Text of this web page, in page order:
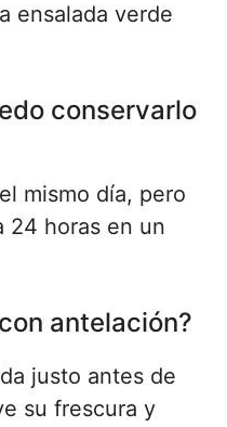
ensalada verde
conservarlo
mismo día, pero
24 horas en un
antelación?
justo antes de
su frescura y